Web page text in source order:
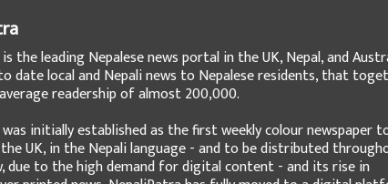
the leading Nepalese news portal in the UK, Nepal, and
date local and Nepali news to Nepalese residents, that
readership of almost 200,000.
initially established as the first weekly colour newspaper
UK, in the Nepali language - and to be distributed
due to the high demand for digital content - and its rise in